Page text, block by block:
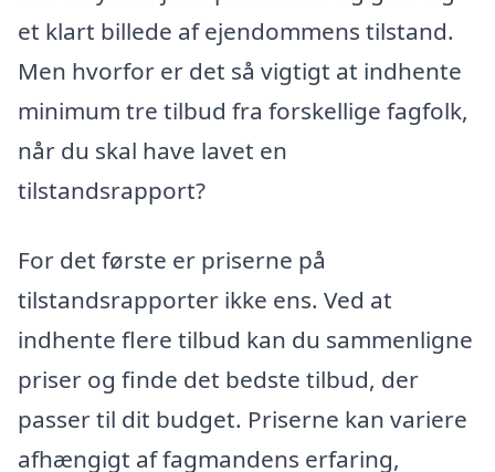
et klart billede af ejendommens tilstand.
Men hvorfor er det så vigtigt at indhente
minimum tre tilbud fra forskellige fagfolk,
når du skal have lavet en
tilstandsrapport?
For det første er priserne på
tilstandsrapporter ikke ens. Ved at
indhente flere tilbud kan du sammenligne
priser og finde det bedste tilbud, der
passer til dit budget. Priserne kan variere
afhængigt af fagmandens erfaring,